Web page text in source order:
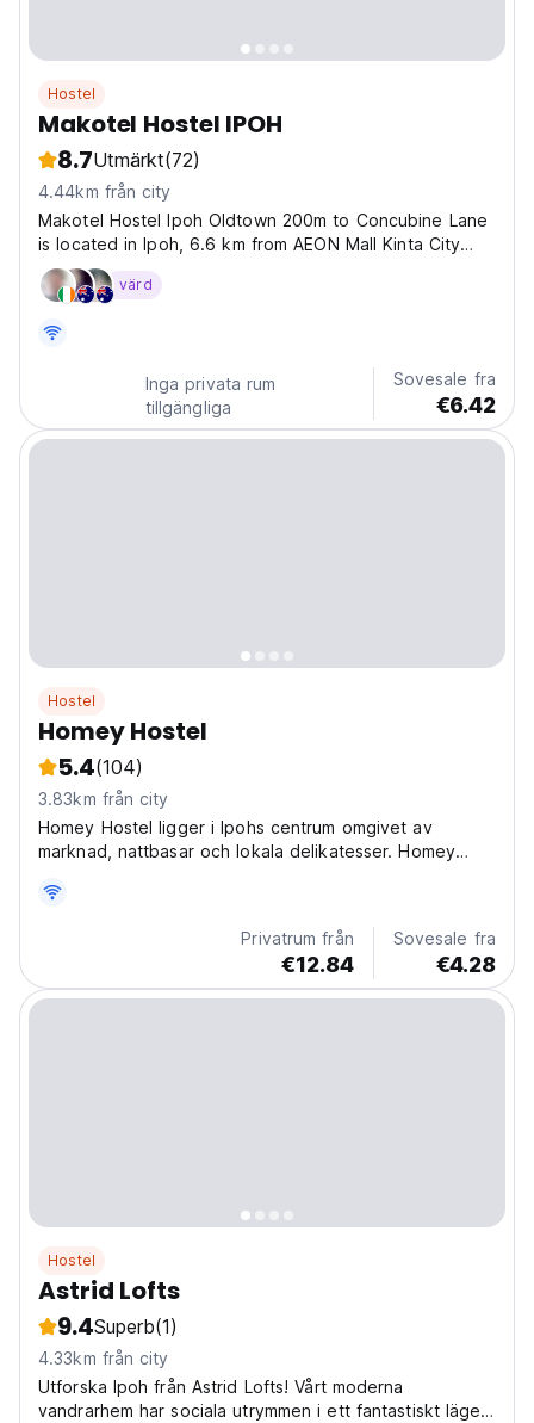
Hostel
Makotel Hostel IPOH
8.7Utmärkt(72)
4.44km från city
Makotel Hostel Ipoh Oldtown 200m to Concubine Lane
is located in Ipoh, 6.6 km from AEON Mall Kinta City
and 7.4 km from AEON Mall Ipoh Station 18. The
property is situated 12 km from AEON Mall Klebang, 13
Tempurung...
värd
Inga privata rum
tillgängliga
Sovesale fra
€6.42
Hostel
Homey Hostel
5.4(104)
3.83km från city
Homey Hostel ligger i Ipohs centrum omgivet av
marknad, nattbasar och lokala delikatesser. Homey
Privatrum från
€12.84
Sovesale fra
€4.28
Hostel
Astrid Lofts
9.4Superb(1)
4.33km från city
Utforska Ipoh från Astrid Lofts! Vårt moderna
vandrarhem har sociala utrymmen i ett fantastiskt läge.